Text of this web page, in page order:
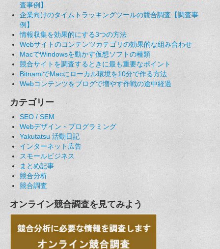
査事例】
企業向けのタイムトラッキングツールの競合調査【調査事
例】
情報収集を効果的にする3つの方法
Webサイトのコンテンツカテゴリの効果的な組み合わせ
MacでWindowsを動かす仮想ソフトの種類
競合サイトを調査するときに最も重要なポイント
BitnamiでMacにローカル環境を10分で作る方法
Webコンテンツをブログで増やす作戦の途中経過
カテゴリー
SEO / SEM
Webデザイン・プログラミング
Yakutatsu 活動日記
インターネット広告
スモールビジネス
まとめ記事
競合分析
競合調査
オンライン競合調査を見てみよう